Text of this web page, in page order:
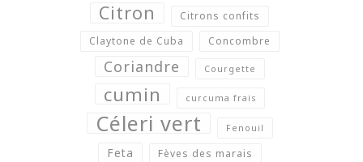
Citron
Citrons confits
Claytone de Cuba
Concombre
Coriandre Courgette
cumin curcuma frais
Céleri vert Fenouil
Feta Fèves des marais